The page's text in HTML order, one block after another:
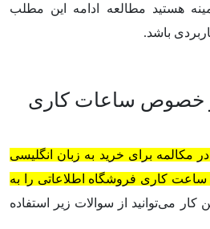
هستید مطالعه ادامه این مطلب
باشد.
خصوص ساعات کاری
مکالمه برای خرید به زبان انگلیسی
کاری فروشگاه اطلاعاتی را به
کار می‌توانید از سوالات زیر استفاده